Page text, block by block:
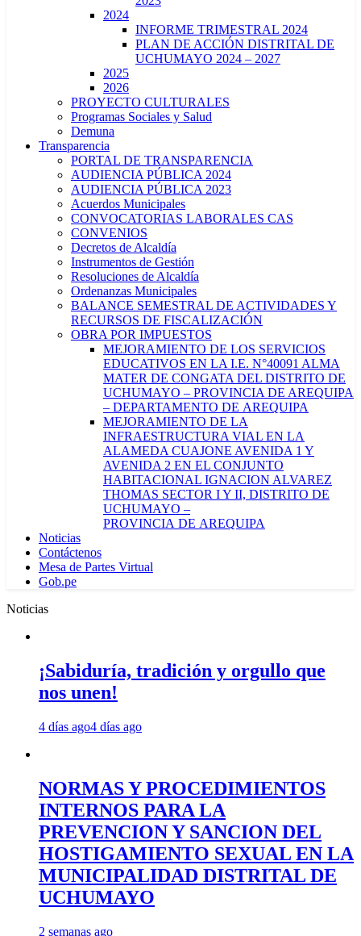
2024
INFORME TRIMESTRAL 2024
PLAN DE ACCIÓN DISTRITAL DE
UCHUMAYO 2024 – 2027
2025
2026
PROYECTO CULTURALES
Programas Sociales y Salud
Demuna
Transparencia
PORTAL DE TRANSPARENCIA
AUDIENCIA PÚBLICA 2024
AUDIENCIA PÚBLICA 2023
Acuerdos Municipales
CONVOCATORIAS LABORALES CAS
CONVENIOS
Decretos de Alcaldía
Instrumentos de Gestión
Resoluciones de Alcaldía
Ordenanzas Municipales
BALANCE SEMESTRAL DE ACTIVIDADES Y
RECURSOS DE FISCALIZACIÓN
OBRA POR IMPUESTOS
MEJORAMIENTO DE LOS SERVICIOS
EDUCATIVOS EN LA I.E. N°40091 ALMA
MATER DE CONGATA DEL DISTRITO DE
UCHUMAYO – PROVINCIA DE AREQUIPA
– DEPARTAMENTO DE AREQUIPA
MEJORAMIENTO DE LA
INFRAESTRUCTURA VIAL EN LA
ALAMEDA CUAJONE AVENIDA 1 Y
AVENIDA 2 EN EL CONJUNTO
HABITACIONAL IGNACION ALVAREZ
THOMAS SECTOR I Y II, DISTRITO DE
UCHUMAYO –
PROVINCIA DE AREQUIPA
Noticias
Contáctenos
Mesa de Partes Virtual
Gob.pe
Noticias
¡Sabiduría, tradición y orgullo que
nos unen!
4 días ago4 días ago
NORMAS Y PROCEDIMIENTOS
INTERNOS PARA LA
PREVENCION Y SANCION DEL
HOSTIGAMIENTO SEXUAL EN LA
MUNICIPALIDAD DISTRITAL DE
UCHUMAYO
2 semanas ago